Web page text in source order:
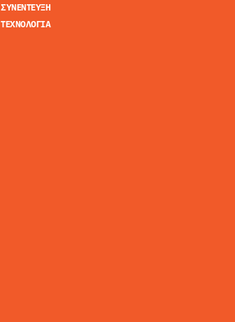
ΣΥΝΕΝΤΕΥΞΗ
ΤΕΧΝΟΛΟΓΙΑ